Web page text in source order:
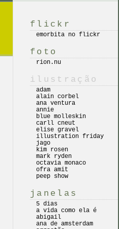
flickr
emorbita no flickr
foto
rion.nu
ilustração
adam
alain corbel
ana ventura
annie
blue molleskin
carll cneut
elise gravel
illustration friday
jago
kim rosen
mark ryden
octavia monaco
ofra amit
peep show
janelas
5 dias
a vida como ela é
abigail
ana de amsterdam